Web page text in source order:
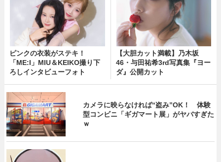
ピンクの衣装がステキ！
「ME:I」MIU＆KEIKO撮り下
ろしインタビューフォト
【大胆カット満載】乃木坂
46・与田祐希3rd写真集『ヨー
ダ』公開カット
カメラに映らなければ“盗み”OK！ 体験
型コンビニ「ギガマート展」がヤバすぎた
ｗ